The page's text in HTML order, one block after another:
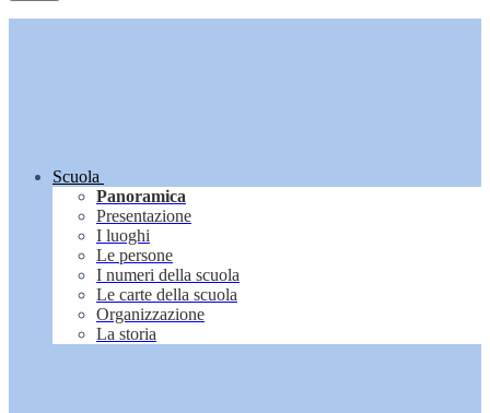
Scuola
Panoramica
Presentazione
I luoghi
Le persone
I numeri della scuola
Le carte della scuola
Organizzazione
La storia